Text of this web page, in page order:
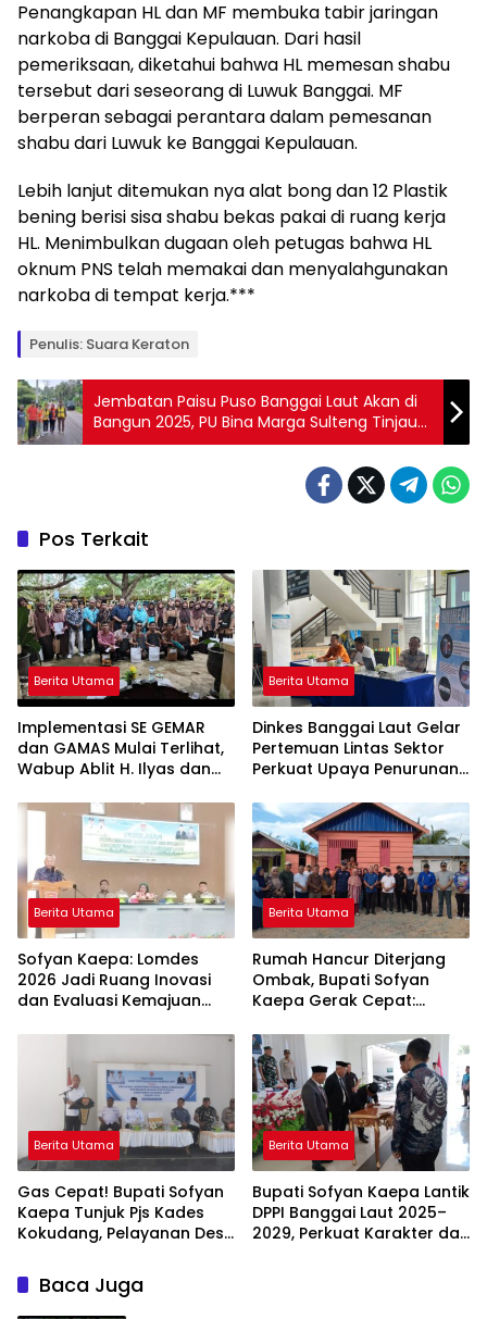
Penangkapan HL dan MF membuka tabir jaringan
narkoba di Banggai Kepulauan. Dari hasil
pemeriksaan, diketahui bahwa HL memesan shabu
tersebut dari seseorang di Luwuk Banggai. MF
berperan sebagai perantara dalam pemesanan
shabu dari Luwuk ke Banggai Kepulauan.
Lebih lanjut ditemukan nya alat bong dan 12 Plastik
bening berisi sisa shabu bekas pakai di ruang kerja
HL. Menimbulkan dugaan oleh petugas bahwa HL
oknum PNS telah memakai dan menyalahgunakan
narkoba di tempat kerja.***
Penulis: Suara Keraton
Jembatan Paisu Puso Banggai Laut Akan di
Bangun 2025, PU Bina Marga Sulteng Tinjau
Lokasi Pembangunan dan Ruas Jalan Tinakin
Pos Terkait
Berita Utama
Implementasi SE GEMAR
dan GAMAS Mulai Terlihat,
Wabup Ablit H. Ilyas dan
Kompak Ambil Rapor Anak
Berita Utama
Dinkes Banggai Laut Gelar
Pertemuan Lintas Sektor
Perkuat Upaya Penurunan
Berita Utama
Sofyan Kaepa: Lomdes
2026 Jadi Ruang Inovasi
dan Evaluasi Kemajuan
Berita Utama
Rumah Hancur Diterjang
Ombak, Bupati Sofyan
Kaepa Gerak Cepat:
Diserahkan!
Berita Utama
Gas Cepat! Bupati Sofyan
Kaepa Tunjuk Pjs Kades
Kokudang, Pelayanan Desa
Berita Utama
Bupati Sofyan Kaepa Lantik
DPPI Banggai Laut 2025–
2029, Perkuat Karakter dan
Baca Juga